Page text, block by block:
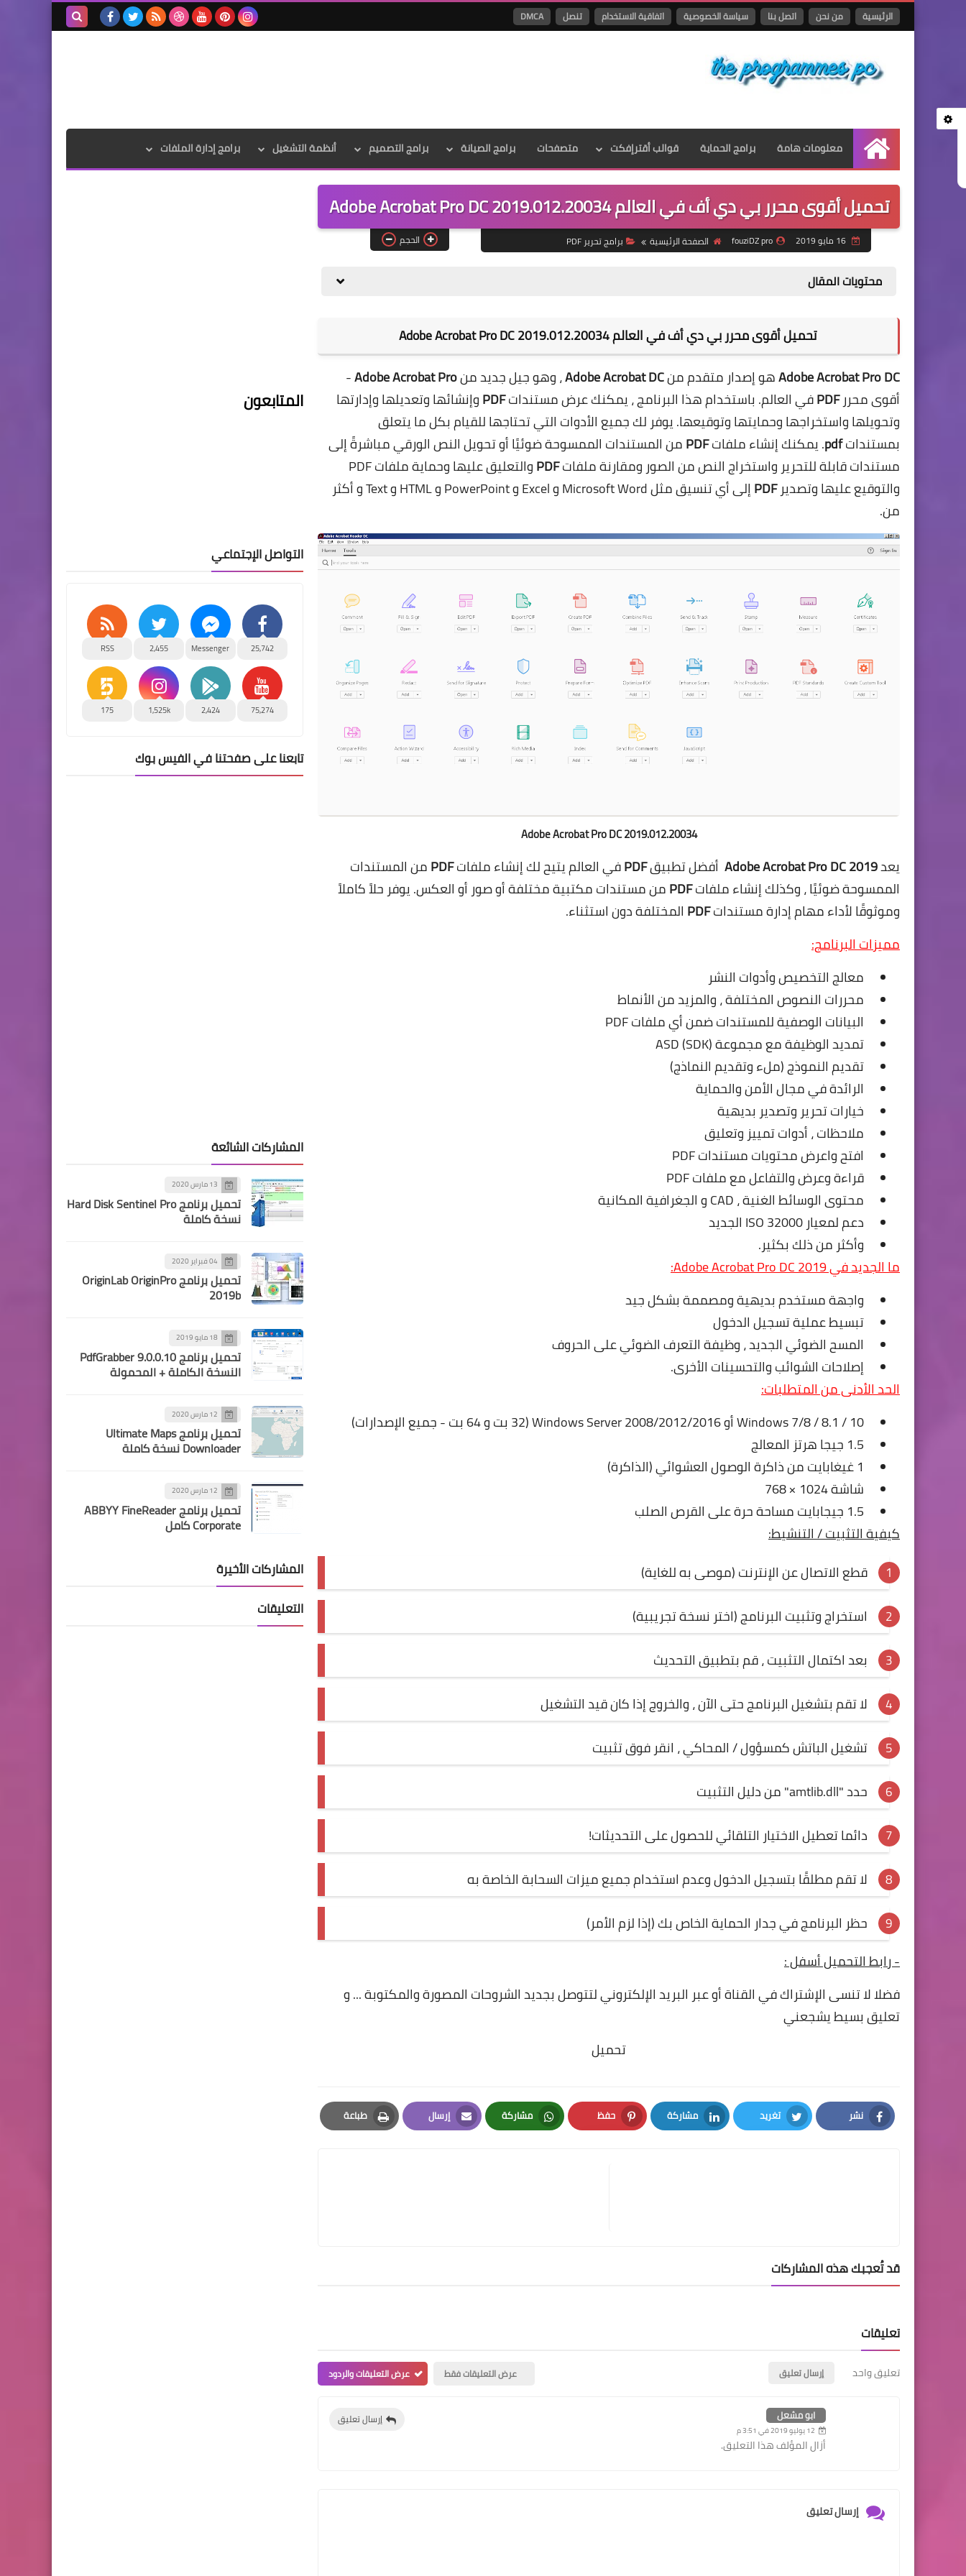
الرئيسية من نحن اتصل بنا سياسة الخصوصية اتفاقية الاستخدام تنصل DMCA
الرئيسية
معلومات هامة برامج الحماية قوالب أقترإفكت متصفحات برامج الصيانة برامج التصميم أنظمة التشغيل برامج إدارة الملفات
تحميل أقوى محرر بي دي أف في العالم Adobe Acrobat Pro DC 2019.012.20034
16 مايو 2019 fouziDZ pro الصفحة الرئيسية برامج تحرير PDF الحجم
محتويات المقال
تحميل أقوى محرر بي دي أف في العالم Adobe Acrobat Pro DC 2019.012.20034
Adobe Acrobat Pro DCهو إصدار متقدم منAdobe Acrobat DC، وهو جيل جديد منAdobe Acrobat Pro
-
أقوى محررPDFفي العالم. باستخدام هذا البرنامج ، يمكنك عرض مستنداتPDFوإنشائها وتعديلها وإدارتها
وتحويلها واستخراجها وحمايتها وتوقيعها. يوفر لك جميع الأدوات التي تحتاجها للقيام بكل ما يتعلق
بمستنداتpdf . يمكنك إنشاء ملفاتPDFمن المستندات الممسوحة ضوئيًا أو تحويل النص الورقي مباشرةً إلى
مستندات قابلة للتحرير واستخراج النص من الصور ومقارنة ملفاتPDF
والتعليق عليها وحماية ملفات PDF
والتوقيع عليها وتصديرPDF
إلى أي تنسيق مثل Microsoft Word و Excel و PowerPoint و HTML و Text و أكثر
من.
Adobe Acrobat Pro DC 2019.012.20034
يعدAdobe Acrobat Pro DC 2019 أفضل تطبيقPDFفي العالم يتيح لك إنشاء ملفاتPDFمن المستندات
الممسوحة ضوئيًا ، وكذلك إنشاء ملفاتPDFمن مستندات مكتبية مختلفة أو صور أو العكس. يوفر حلاً كاملاً
وموثوقًا لأداء مهام إدارة مستنداتPDF المختلفة دون استثناء.
مميزات البرنامج:
معالج التخصيص وأدوات النشر
محررات النصوص المختلفة ، والمزيد من الأنماط
البيانات الوصفية للمستندات ضمن أي ملفات PDF
تمديد الوظيفة مع مجموعة ASD (SDK)
تقديم النموذج (ملء وتقديم النماذج)
الرائدة في مجال الأمن والحماية
خيارات تحرير وتصدير بديهية
ملاحظات ، أدوات تمييز وتعليق
افتح واعرض محتويات مستندات PDF
قراءة وعرض والتفاعل مع ملفات PDF
محتوى الوسائط الغنية ، CAD و الجغرافية المكانية
دعم لمعيار ISO 32000 الجديد
وأكثر من ذلك بكثير.
ما الجديد في Adobe Acrobat Pro DC 2019:
واجهة مستخدم بديهية ومصممة بشكل جيد
تبسيط عملية تسجيل الدخول
المسح الضوئي الجديد ، وظيفة التعرف الضوئي على الحروف
إصلاحات الشوائب والتحسينات الأخرى.
الحد الأدنى من المتطلبات:
Windows 7/8 / 8.1 / 10 أو Windows Server 2008/2012/2016 (32 بت و 64 بت - جميع الإصدارات)
1.5 جيجا هرتز المعالج
1 غيغابايت من ذاكرة الوصول العشوائي (الذاكرة)
شاشة 1024 × 768
1.5 جيجابايت مساحة حرة على القرص الصلب
كيفية التثبيت / التنشيط:
قطع الاتصال عن الإنترنت (موصى به للغاية)
استخراج وتثبيت البرنامج (اختر نسخة تجريبية)
بعد اكتمال التثبيت ، قم بتطبيق التحديث
لا تقم بتشغيل البرنامج حتى الآن ، والخروج إذا كان قيد التشغيل
تشغيل الباتش كمسؤول / المحاكي ، انقر فوق تثبيت
حدد "amtlib.dll" من دليل التثبيت
دائما تعطيل الاختيار التلقائي للحصول على التحديثات!
لا تقم مطلقًا بتسجيل الدخول وعدم استخدام جميع ميزات السحابة الخاصة به
حظر البرنامج في جدار الحماية الخاص بك (إذا لزم الأمر)
- رابط التحميل أسفل :
فضلا لا تنسى الإشتراك في القناة أو عبر البريد الإلكتروني لتتوصل بجديد الشروحات المصورة والمكتوبة ... و
تعليق بسيط يشجعني
تحميل
نشر
Facebook
تغريد
Twitter
مشاركة
LinkedIn
حفظ
Pinterest
مشاركة
Whatsapp
إرسال
Email
طباعة
Print
قد تُعجبك هذه المشاركات
تعليقات
تعليق واحد إرسال تعليق عرض التعليقات فقط عرض التعليقات والردود
ابو مشعل
12 يوليو 2019 في 3:51 م
أزال المؤلف هذا التعليق.
إرسال تعليق
إرسال تعليق
المتابعون
التواصل الإجتماعي
25,742
Messenger
2,455
RSS
75,274
2,424
1,525k
175
تابعنا على صفحتنا في الفيس بوك
المشاركات الشائعة
13 مارس 2020
تحميل برنامج Hard Disk Sentinel Pro
نسخة كاملة
04 فبراير 2020
تحميل برنامج OriginLab OriginPro
2019b
18 مايو 2019
تحميل برنامج PdfGrabber 9.0.0.10
النسخة الكاملة + المحمولة
12 مارس 2020
تحميل برنامج Ultimate Maps
Downloader نسخة كاملة
12 مارس 2020
تحميل برنامج ABBYY FineReader
Corporate كامل
المشاركات الأخيرة
التعليقات